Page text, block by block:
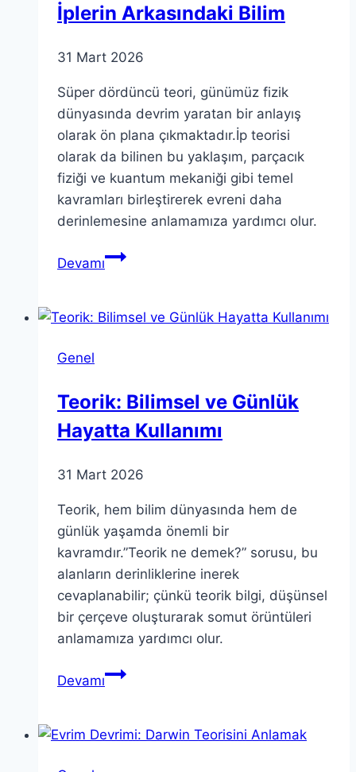
İplerin Arkasındaki Bilim
31 Mart 2026
Süper dördüncü teori, günümüz fizik
dünyasında devrim yaratan bir anlayış
olarak ön plana çıkmaktadır.İp teorisi
olarak da bilinen bu yaklaşım, parçacık
fiziği ve kuantum mekaniği gibi temel
kavramları birleştirerek evreni daha
derinlemesine anlamamıza yardımcı olur.
DevamıSüper
İplerin
Genel
Teorik: Bilimsel ve Günlük
Hayatta Kullanımı
31 Mart 2026
Teorik, hem bilim dünyasında hem de
günlük yaşamda önemli bir
kavramdır.”Teorik ne demek?” sorusu, bu
alanların derinliklerine inerek
cevaplanabilir; çünkü teorik bilgi, düşünsel
bir çerçeve oluşturarak somut örüntüleri
anlamamıza yardımcı olur.
DevamıTeorik:
Günlük